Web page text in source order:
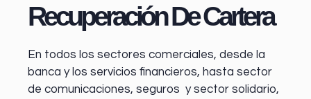
Recuperación De Cartera
En todos los sectores comerciales, desde la
banca y los servicios financieros, hasta sector
de comunicaciones, seguros y sector solidario,